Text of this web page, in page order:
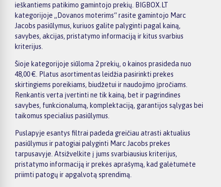
ieškantiems patikimo gamintojo prekių. BIGBOX.LT
kategorijoje „Dovanos moterims“ rasite gamintojo Marc
Jacobs pasiūlymus, kuriuos galite palyginti pagal kainą,
savybes, akcijas, pristatymo informaciją ir kitus svarbius
kriterijus.
Šioje kategorijoje siūloma 2 prekių, o kainos prasideda nuo
48,00 €. Platus asortimentas leidžia pasirinkti prekes
skirtingiems poreikiams, biudžetui ir naudojimo įpročiams.
Renkantis verta įvertinti ne tik kainą, bet ir pagrindines
savybes, funkcionalumą, komplektaciją, garantijos sąlygas bei
taikomus specialius pasiūlymus.
Puslapyje esantys filtrai padeda greičiau atrasti aktualius
pasiūlymus ir patogiai palyginti Marc Jacobs prekes
tarpusavyje. Atsižvelkite į jums svarbiausius kriterijus,
pristatymo informaciją ir prekės aprašymą, kad galėtumėte
priimti patogų ir apgalvotą sprendimą.